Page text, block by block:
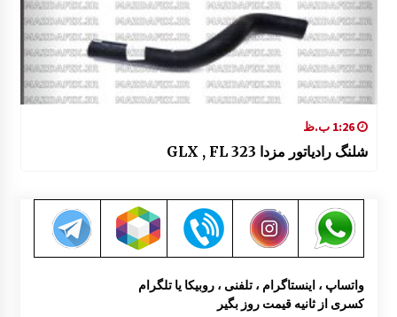
1:26 ب.ظ
شلنگ رادیاتور مزدا 323 GLX , FL
واتساپ ، اینستاگرام ، تلفنی ، روبیکا یا تلگرام
کسری از ثانیه قیمت روز بگیر